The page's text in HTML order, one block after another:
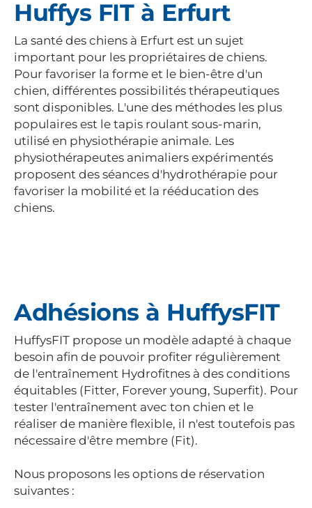
Huffys FIT à Erfurt
La santé des chiens à Erfurt est un sujet
important pour les propriétaires de chiens.
Pour favoriser la forme et le bien-être d'un
chien, différentes possibilités thérapeutiques
sont disponibles. L'une des méthodes les plus
populaires est le tapis roulant sous-marin,
utilisé en physiothérapie animale. Les
physiothérapeutes animaliers expérimentés
proposent des séances d'hydrothérapie pour
favoriser la mobilité et la rééducation des
chiens.
Adhésions à HuffysFIT
HuffysFIT propose un modèle adapté à chaque
besoin afin de pouvoir profiter régulièrement
de l'entraînement Hydrofitnes à des conditions
équitables (Fitter, Forever young, Superfit). Pour
tester l'entraînement avec ton chien et le
réaliser de manière flexible, il n'est toutefois pas
nécessaire d'être membre (Fit).
Nous proposons les options de réservation
suivantes :